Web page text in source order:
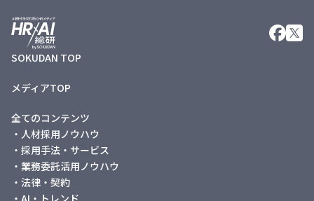
SOKUDAN TOP
メディアTOP
全てのコンテンツ
・人材採用ノウハウ
・採用手法・サービス
・業務委託活用ノウハウ
・法律・契約